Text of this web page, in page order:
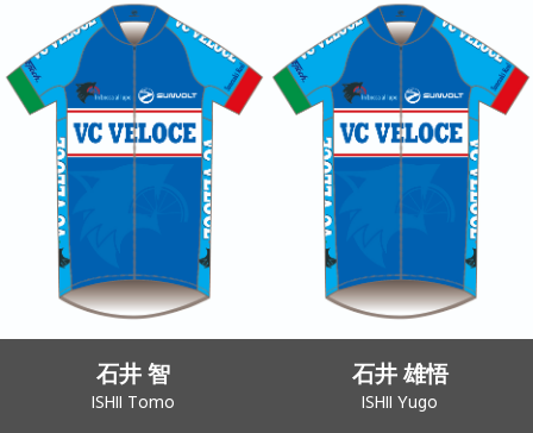
石井 智
ISHII Tomo
石井 雄悟
ISHII Yugo